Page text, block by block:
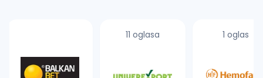
Takođe možete da:
11 oglasa 1 oglas